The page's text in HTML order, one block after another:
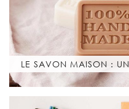
LE SAVON MAISON :